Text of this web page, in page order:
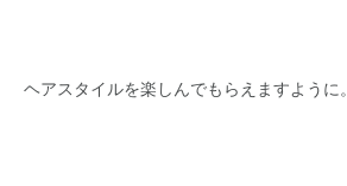
ヘアスタイルを楽しんでもらえますように。